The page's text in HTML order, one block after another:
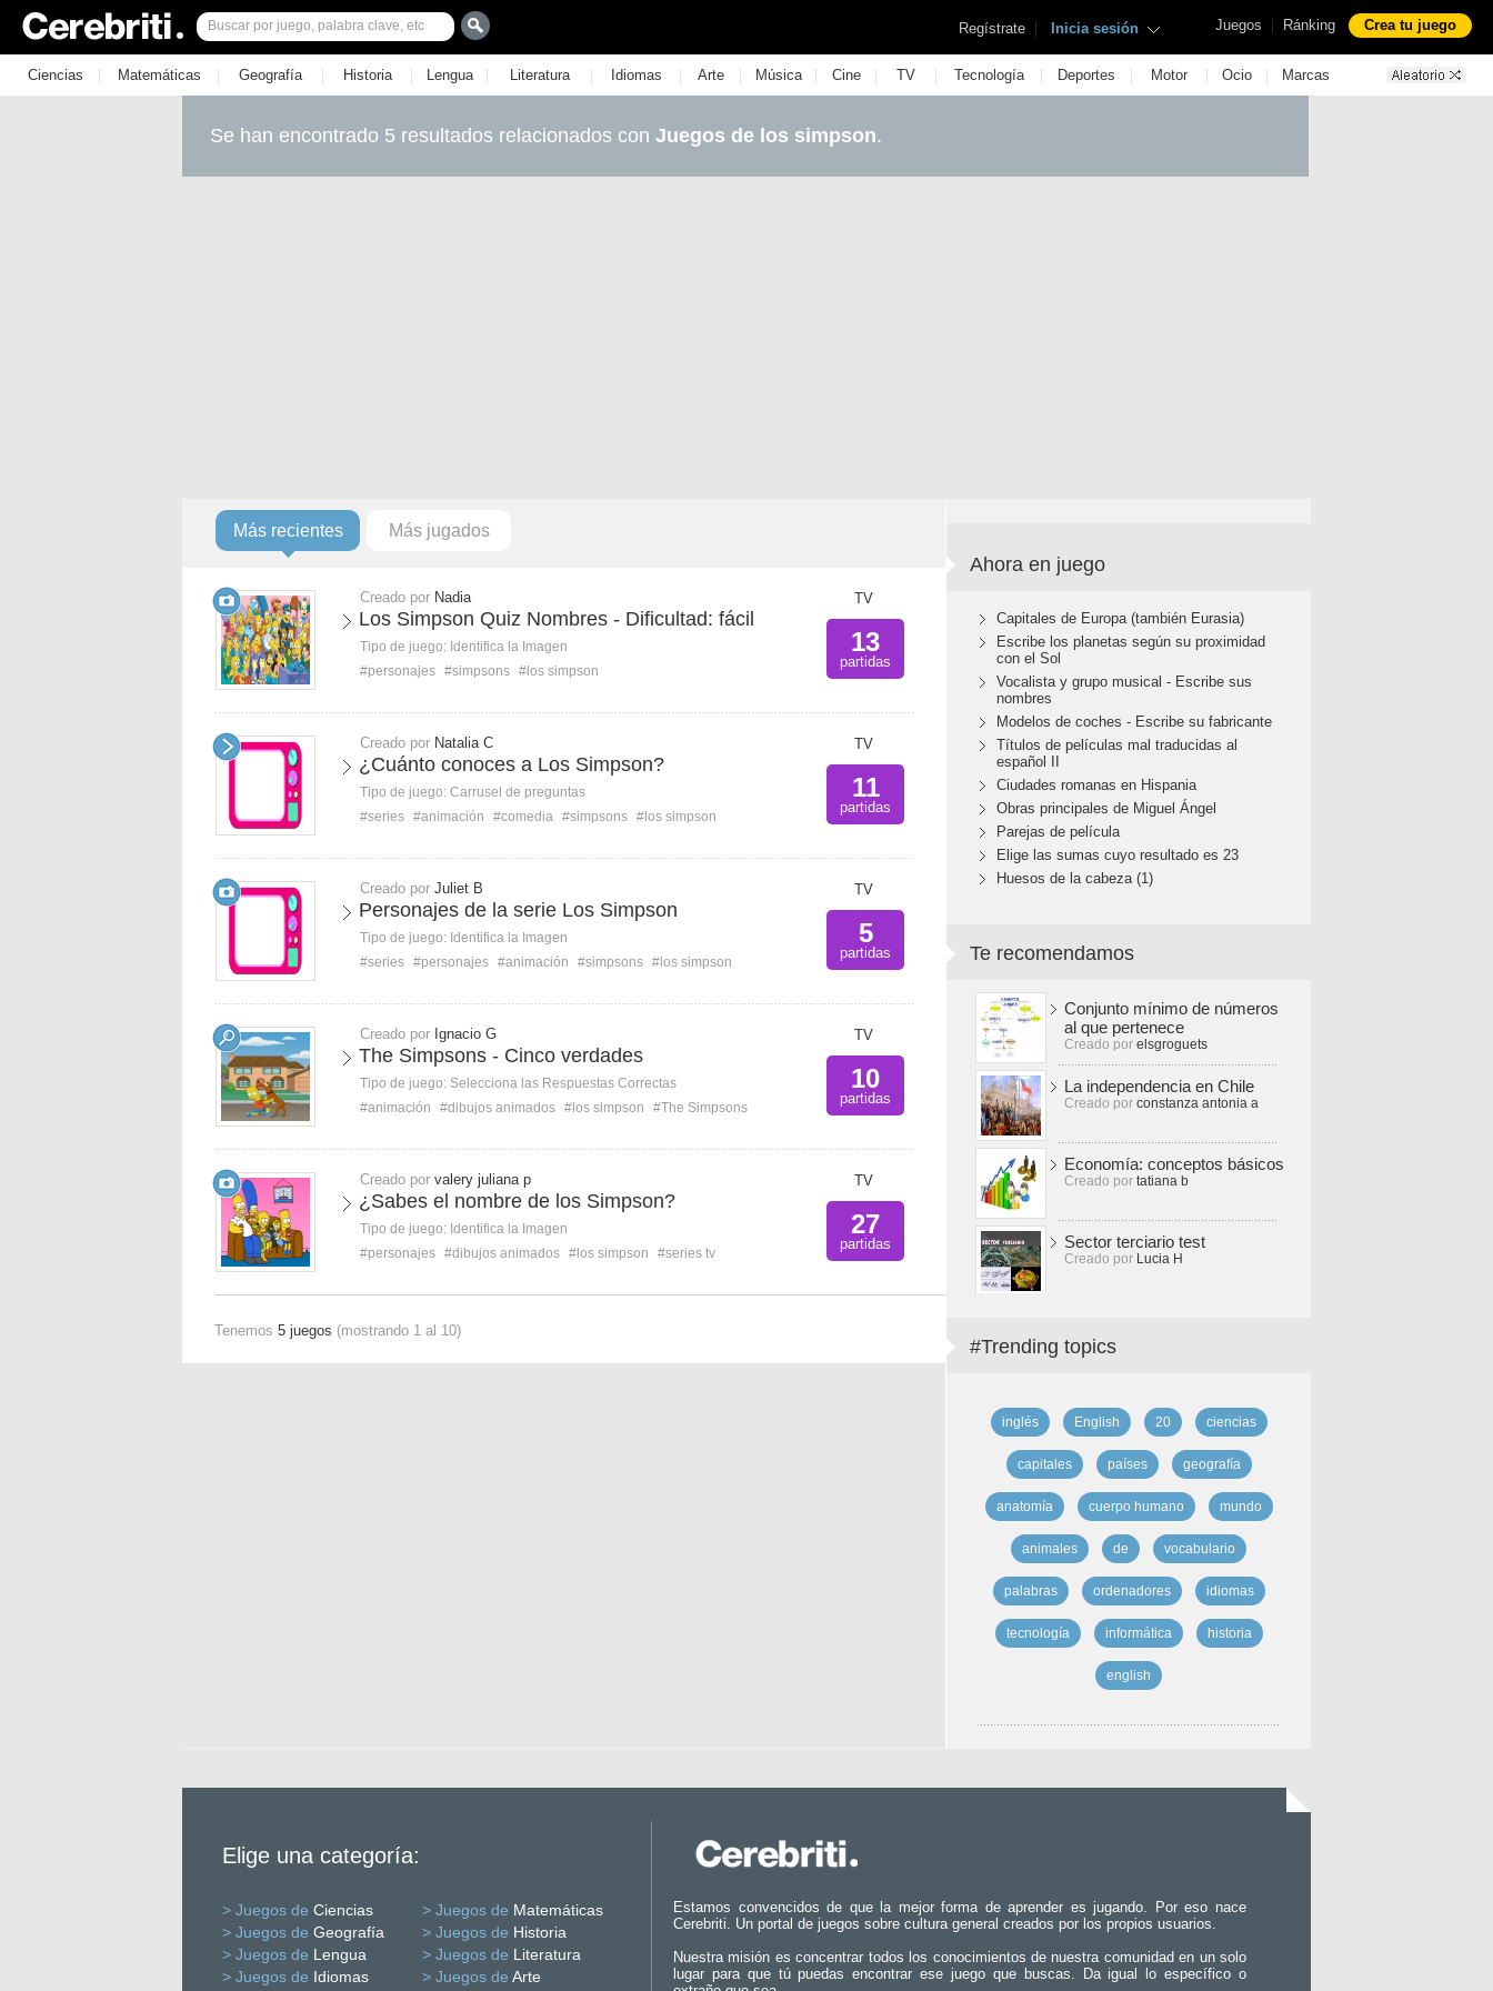
Juegos | Ránking Crea tu juego
Regístrate | Inicia sesión
Ciencias | Matemáticas | Geografía | Historia | Lengua | Literatura | Idiomas | Arte | Música | Cine | TV | Tecnología | Deportes | Motor | Ocio | Marcas
Se han encontrado 5 resultados relacionados con Juegos de los simpson.
Más recientes Más jugados
Creado por Nadia
Los Simpson Quiz Nombres - Dificultad: fácil
Tipo de juego: Identifica la Imagen
#personajes #simpsons #los simpson
TV
13
partidas
Creado por Natalia C
¿Cuánto conoces a Los Simpson?
Tipo de juego: Carrusel de preguntas
#series #animación #comedia #simpsons #los simpson
TV
11
partidas
Creado por Juliet B
Personajes de la serie Los Simpson
Tipo de juego: Identifica la Imagen
#series #personajes #animación #simpsons #los simpson
TV
5
partidas
Creado por Ignacio G
The Simpsons - Cinco verdades
Tipo de juego: Selecciona las Respuestas Correctas
#animación
#dibujos animados #los simpson #The Simpsons
TV
10
partidas
Creado por valery juliana p
¿Sabes el nombre de los Simpson?
Tipo de juego: Identifica la Imagen
#personajes #dibujos animados #los simpson #series tv
TV
27
partidas
Tenemos 5 juegos (mostrando 1 al 10)
Ahora en juego
Capitales de Europa (también Eurasia)
Escribe los planetas según su proximidad
con el Sol
Vocalista y grupo musical - Escribe sus
nombres
Modelos de coches - Escribe su fabricante
Títulos de películas mal traducidas al
español II
Ciudades romanas en Hispania
Obras principales de Miguel Ángel
Parejas de película
Elige las sumas cuyo resultado es 23
Huesos de la cabeza (1)
Te recomendamos
Conjunto mínimo de números
al que pertenece
Creado por elsgroguets
La independencia en Chile
Creado por constanza antonia a
Economía: conceptos básicos
Creado por tatiana b
Sector terciario test
Creado por Lucia H
#Trending topics
inglés English 20 ciencias
capitales países geografía
anatomía cuerpo humano mundo
animales de vocabulario
palabras ordenadores idiomas
tecnología informática historia
english
Elige una categoría:
> Juegos de Ciencias > Juegos de Matemáticas
> Juegos de Geografía > Juegos de Historia
> Juegos de Lengua > Juegos de Literatura
> Juegos de Idiomas > Juegos de Arte
Estamos convencidos de que la mejor forma de aprender es jugando. Por eso nace
Cerebriti. Un portal de juegos sobre cultura general creados por los propios usuarios.
Nuestra misión es concentrar todos los conocimientos de nuestra comunidad en un solo
lugar para que tú puedas encontrar ese juego que buscas. Da igual lo específico o